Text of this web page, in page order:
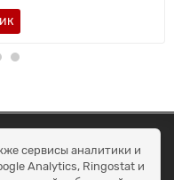
сервисы аналитики и
Analytics, Ringostat и